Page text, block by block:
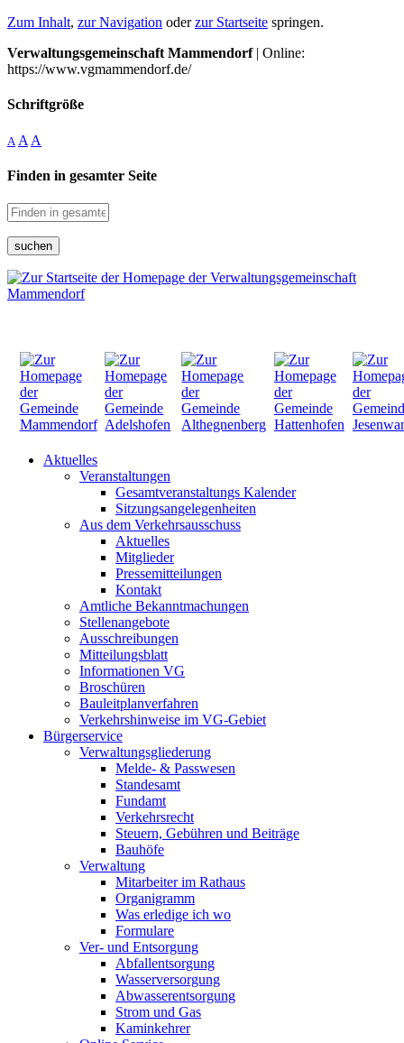
Zum Inhalt, zur Navigation oderzur Startseite springen.
Verwaltungsgemeinschaft Mammendorf| Online:
https://www.vgmammendorf.de/
Schriftgröße
A A A
Finden in gesamter Seite
suchen
Aktuelles
Veranstaltungen
Gesamtveranstaltungs Kalender
Sitzungsangelegenheiten
Aus dem Verkehrsausschuss
Aktuelles
Mitglieder
Pressemitteilungen
Kontakt
Amtliche Bekanntmachungen
Stellenangebote
Ausschreibungen
Mitteilungsblatt
Informationen VG
Broschüren
Bauleitplanverfahren
Verkehrshinweise im VG-Gebiet
Bürgerservice
Verwaltungsgliederung
Melde- & Passwesen
Standesamt
Fundamt
Verkehrsrecht
Steuern, Gebühren und Beiträge
Bauhöfe
Verwaltung
Mitarbeiter im Rathaus
Organigramm
Was erledige ich wo
Formulare
Ver- und Entsorgung
Abfallentsorgung
Wasserversorgung
Abwasserentsorgung
Strom und Gas
Kaminkehrer